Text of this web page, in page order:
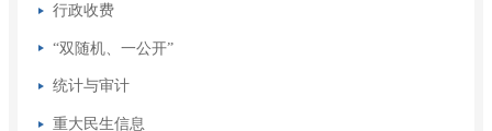
行政收费
“双随机、一公开”
统计与审计
重大民生信息